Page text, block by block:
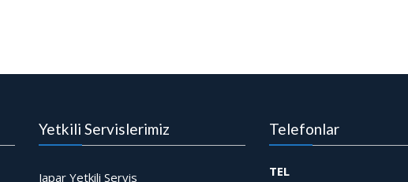
Yetkili Servislerimiz
Japar Yetkili Servis
Telefonlar
TEL